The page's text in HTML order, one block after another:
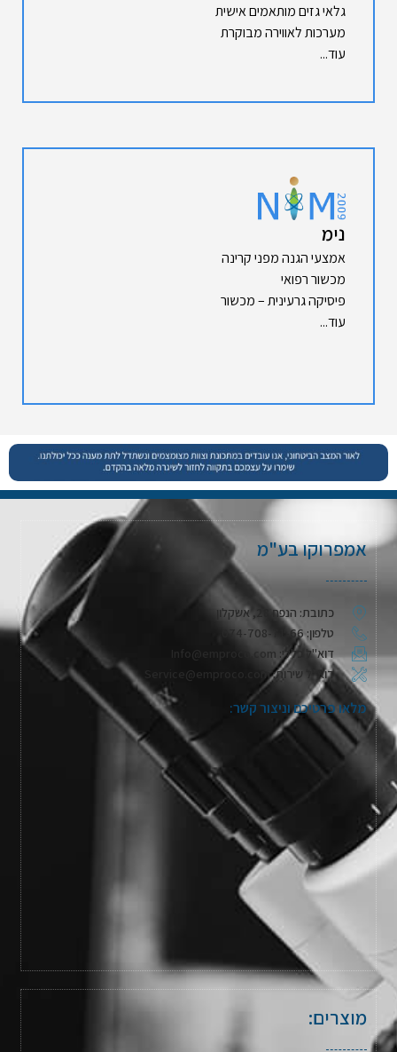
גלאי גזים מותאמים אישית
מערכות לאווירה מבוקרת
עוד...
נימ
אמצעי הגנה מפני קרינה
מכשור רפואי
פיסיקה גרעינית – מכשור
עוד...
אמפרוקו בע"מ
כתובת: הנפח 28, אשקלון
טלפון: 074-708-71-66
דוא"ל כללי: Info@emproco.com
דוא"ל שירות: Service@emproco.com
מלאו פרטיכם וניצור קשר:
מוצרים: